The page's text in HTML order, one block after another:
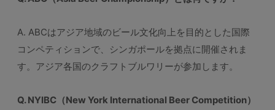
A. ABCはアジア地域のビール文化向上を目的とした国際
コンペティションで、シンガポールを拠点に開催されま
す。アジア各国のクラフトブルワリーが参加します。
Q. NYIBC（New York International Beer Competition）